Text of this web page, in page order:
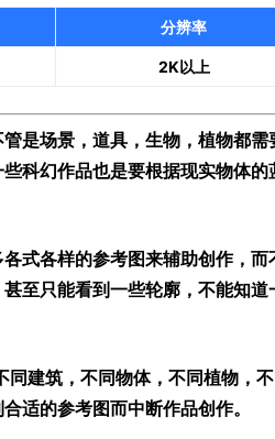
分辨率
2K以上
是场景，道具，生物，植物都
科幻作品也是要根据现实物体
式各样的参考图来辅助创作，
至只能看到一些轮廓，不能知
建筑，不同物体，不同植物，
适的参考图而中断作品创作。